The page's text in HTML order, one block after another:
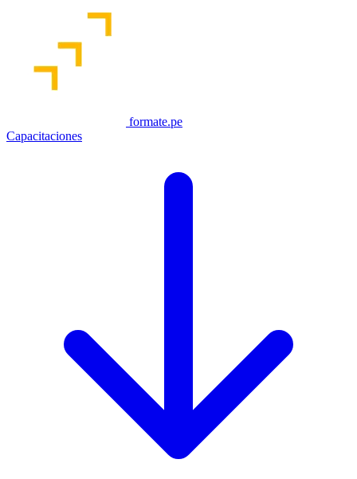
formate.pe
Capacitaciones